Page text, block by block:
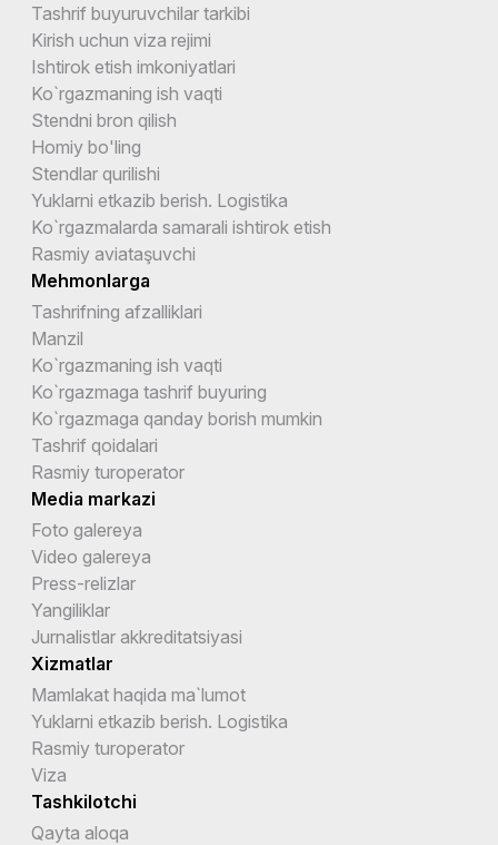
Tashrif buyuruvchilar tarkibi
Kirish uchun viza rejimi
Ishtirok etish imkoniyatlari
Ko`rgazmaning ish vaqti
Stendni bron qilish
Homiy bo'ling
Stendlar qurilishi
Yuklarni etkazib berish. Logistika
Ko`rgazmalarda samarali ishtirok etish
Rasmiy aviataşuvchi
Mehmonlarga
Tashrifning afzalliklari
Manzil
Ko`rgazmaning ish vaqti
Ko`rgazmaga tashrif buyuring
Ko`rgazmaga qanday borish mumkin
Tashrif qoidalari
Rasmiy turoperator
Media markazi
Foto galereya
Video galereya
Press-relizlar
Yangiliklar
Jurnalistlar akkreditatsiyasi
Xizmatlar
Mamlakat haqida ma`lumot
Yuklarni etkazib berish. Logistika
Rasmiy turoperator
Viza
Tashkilotchi
Qayta aloqa